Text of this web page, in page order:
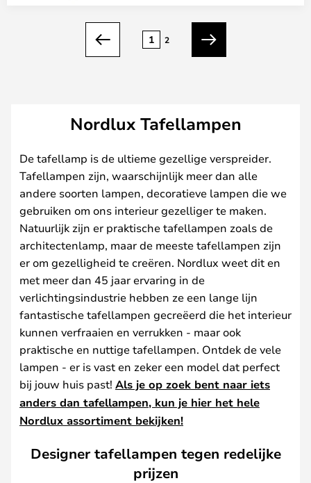
Vorige
1 2
Volgende
Nordlux Tafellampen
De tafellamp is de ultieme gezellige verspreider.
Tafellampen zijn, waarschijnlijk meer dan alle
andere soorten lampen, decoratieve lampen die we
gebruiken om ons interieur gezelliger te maken.
Natuurlijk zijn er praktische tafellampen zoals de
architectenlamp, maar de meeste tafellampen zijn
er om gezelligheid te creëren. Nordlux weet dit en
met meer dan 45 jaar ervaring in de
verlichtingsindustrie hebben ze een lange lijn
fantastische tafellampen gecreëerd die het interieur
kunnen verfraaien en verrukken - maar ook
praktische en nuttige tafellampen. Ontdek de vele
lampen - er is vast en zeker een model dat perfect
bij jouw huis past! Als je op zoek bent naar iets
anders dan tafellampen, kun je hier het hele
Nordlux assortiment bekijken!
Designer tafellampen tegen redelijke
prijzen